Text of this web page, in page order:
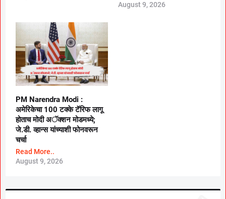
August 9, 2026
PM Narendra Modi :
अमेरिकेचा 100 टक्के टॅरिफ लागू
होताच मोदी अॅक्शन मोडमध्ये;
जे.डी. व्हान्स यांच्याशी फोनवरून
चर्चा
Read More..
August 9, 2026